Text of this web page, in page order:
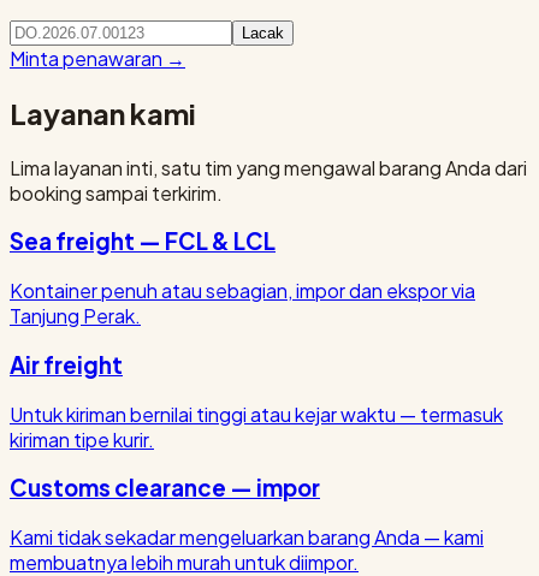
Lacak
Minta penawaran →
Layanan kami
Lima layanan inti, satu tim yang mengawal barang Anda dari
booking sampai terkirim.
Sea freight — FCL & LCL
Kontainer penuh atau sebagian, impor dan ekspor via
Tanjung Perak.
Air freight
Untuk kiriman bernilai tinggi atau kejar waktu — termasuk
kiriman tipe kurir.
Customs clearance — impor
Kami tidak sekadar mengeluarkan barang Anda — kami
membuatnya lebih murah untuk diimpor.